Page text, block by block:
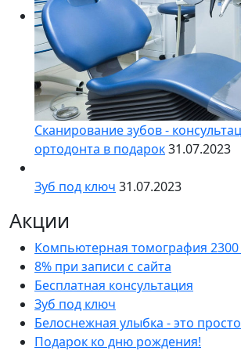
Сканирование зубов -
ортодонта в подарок31.07.2023
Зуб под ключ 31.07.2023
Акции
Компьютерная томография 2300
8% при записи с сайта
Бесплатная консультация
Зуб под ключ
Белоснежная улыбка - это
Подарок ко дню рождения!